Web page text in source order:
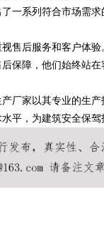
一系列符合市场需
售后服务和客户体
保障，他们始终站
厂家以其专业的生
平，为建筑安全保